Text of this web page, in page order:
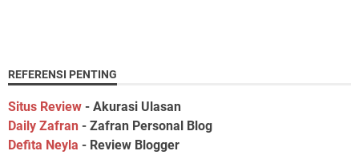
REFERENSI PENTING
Situs Review - Akurasi Ulasan
Daily Zafran - Zafran Personal Blog
Defita Neyla - Review Blogger